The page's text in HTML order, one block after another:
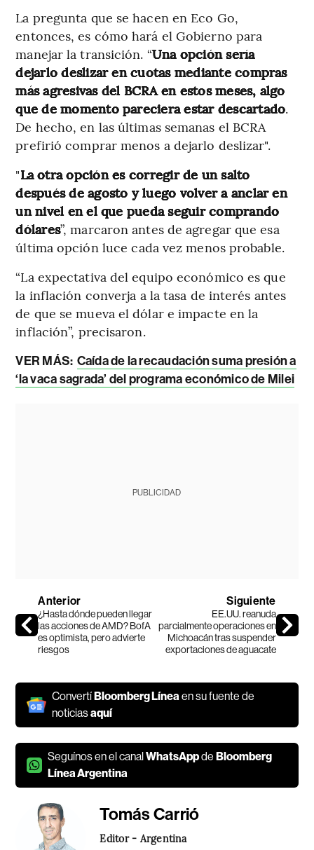
La pregunta que se hacen en Eco Go,
entonces, es cómo hará el Gobierno para
manejar la transición. “Una opción sería
dejarlo deslizar en cuotas mediante compras
más agresivas del BCRA en estos meses, algo
que de momento pareciera estar descartado.
De hecho, en las últimas semanas el BCRA
prefirió comprar menos a dejarlo deslizar".
"La otra opción es corregir de un salto
después de agosto y luego volver a anclar en
un nivel en el que pueda seguir comprando
dólares”, marcaron antes de agregar que esa
última opción luce cada vez menos probable.
“La expectativa del equipo económico es que
la inflación converja a la tasa de interés antes
de que se mueva el dólar e impacte en la
inflación”, precisaron.
VER MÁS: Caída de la recaudación suma presión a
‘la vaca sagrada’ del programa económico de Milei
PUBLICIDAD
Anterior
¿Hasta dónde pueden llegar
las acciones de AMD? BofA
es optimista, pero advierte
riesgos
Siguiente
EE.UU. reanuda
parcialmente operaciones en
Michoacán tras suspender
exportaciones de aguacate
ConvertíBloomberg Líneaen su fuente de
noticiasaquí
Seguínos en el canalWhatsAppdeBloomberg
Línea Argentina
Tomás Carrió
Editor - Argentina